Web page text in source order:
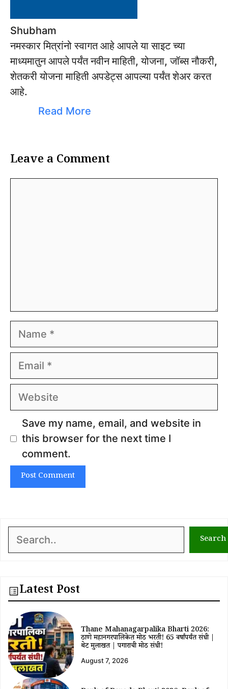
Shubham
नमस्कार मित्रांनो स्वागत आहे आपले या साइट च्या
माध्यमातुन आपले पर्यंत नवीन माहिती, योजना, जॉब्स नौकरी,
शेतकरी योजना माहिती अपडेट्स आपल्या पर्यंत शेअर करत
आहे.
Read More
Leave a Comment
Name
Email
Website
Save my name, email, and website in
this browser for the next time I
comment.
Search Search
Latest Post
Thane Mahanagarpalika Bharti 2026:
ठाणे महानगरपालिकेत मोठी भरती! 65 वर्षांपर्यंत संधी |
थेट मुलाखत | पगाराची मोठी संधी!
August 7, 2026